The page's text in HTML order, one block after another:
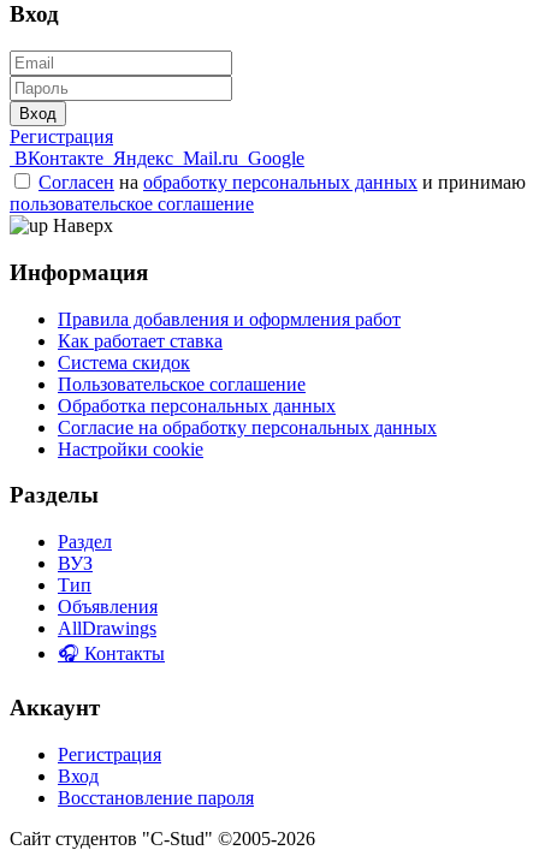
Вход
Вход
Регистрация
ВКонтакте Яндекс Mail.ru Google
Согласен на обработку персональных данных и принимаю
пользовательское соглашение
Наверх
Информация
Правила добавления и оформления работ
Как работает ставка
Система скидок
Пользовательское соглашение
Обработка персональных данных
Согласие на обработку персональных данных
Настройки cookie
Разделы
Раздел
ВУЗ
Тип
Объявления
AllDrawings
🎧 Контакты
Аккаунт
Регистрация
Вход
Восстановление пароля
Сайт студентов "C-Stud" ©2005-2026